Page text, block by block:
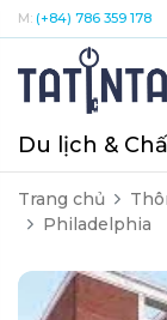
M: (+84) 786 359 178
Du lịch &
Trang chủ
Philadelphia